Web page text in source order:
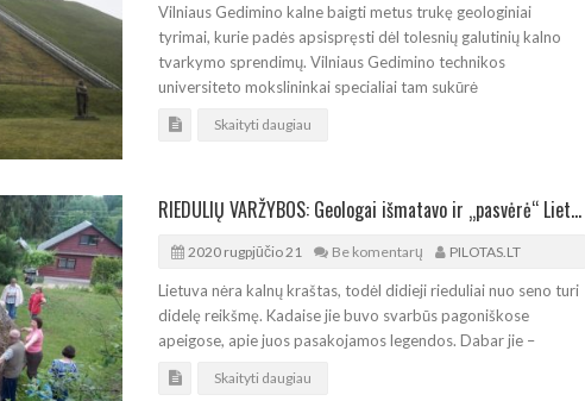
Vilniaus Gedimino kalne baigti metus trukę geologiniai
tyrimai, kurie padės apsispręsti dėl tolesnių galutinių kalno
tvarkymo sprendimų. Vilniaus Gedimino technikos
universiteto mokslininkai specialiai tam sukūrė
Skaityti daugiau
RIEDULIŲ VARŽYBOS: Geologai išmatavo ir „pasvėrė“ Lietuvos gamtos galiūnus
2020 rugpjūčio 21 Be komentarų PILOTAS.LT
Lietuva nėra kalnų kraštas, todėl didieji rieduliai nuo seno turi
didelę reikšmę. Kadaise jie buvo svarbūs pagoniškose
apeigose, apie juos pasakojamos legendos. Dabar jie –
Skaityti daugiau